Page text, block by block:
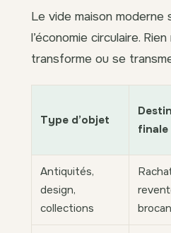
Le vide maison moderne
l’économie circulaire.
transforme ou se
Type d’objet
finale
Antiquités,
design,
collections